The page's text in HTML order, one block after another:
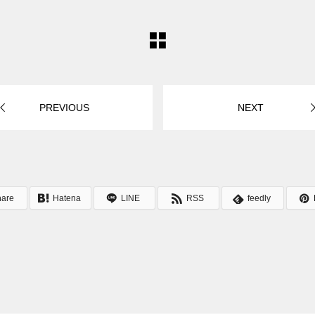
PREVIOUS NEXT
Hatena LINE RSS feedly